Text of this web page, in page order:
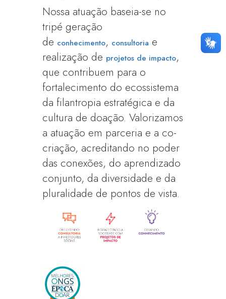
Nossa atuação baseia-se no
tripé geração
de conhecimento, consultoria e
realização de projetos de impacto,
que contribuem para o
fortalecimento do ecossistema
da filantropia estratégica e da
cultura de doação. Valorizamos
a atuação em parceria e a co-
criação, acreditando no poder
das conexões, do aprendizado
conjunto, da diversidade e da
pluralidade de pontos de vista.